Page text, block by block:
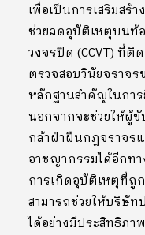
เพื่อเป็นการเสริมสร้
ช่วยลดอุบัติเหตุบนท้
วงจรปิด (CCVT) ที่
ตรวจสอบวินัยจราจ
หลักฐานสำคัญในกา
นอกจากจะช่วยให้ผู้
กล้าฝ่าฝืนกฎจราจร
อาชญากรรมได้อีกท
การเกิดอุบัติเหตุที่
สามารถช่วยให้บริษั
ได้อย่างมีประสิทธิภา